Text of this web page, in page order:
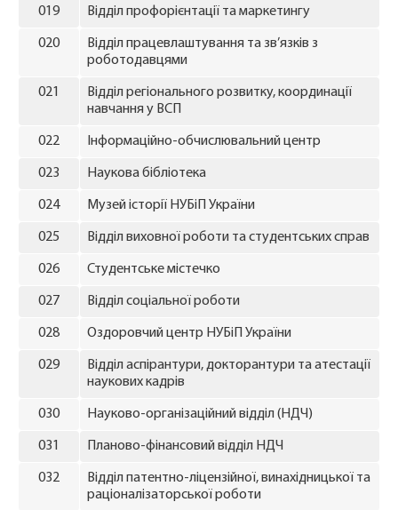
019 Відділ профорієнтації та маркетингу
020
Відділ працевлаштування та зв’язків з
роботодавцями
021
Відділ регіонального розвитку, координації
навчання у ВСП
022 Інформаційно-обчислювальний центр
023 Наукова бібліотека
024 Музей історії НУБіП України
025 Відділ виховної роботи та студентських справ
026 Студентське містечко
027 Відділ соціальної роботи
028 Оздоровчий центр НУБіП України
029
Відділ аспірантури, докторантури та атестації
наукових кадрів
030 Науково-організаційний відділ (НДЧ)
031 Планово-фінансовий відділ НДЧ
032
Відділ патентно-ліцензійної, винахідницької та
раціоналізаторської роботи